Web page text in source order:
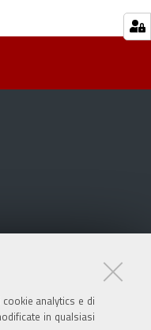
analytics e di
in qualsiasi